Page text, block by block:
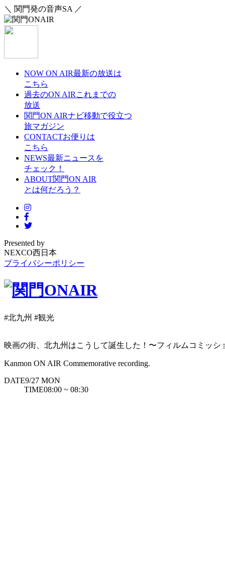
＼ 関門発の音声SA ／
NOW ON AIR最新の放送は
こちら
過去のON AIR これまでの
放送
関門ON AIRナビ移動で役立つ
旅マガジン
CONTACTお便りは
こちら
NEWS最新ニュースを
チェック！
ABOUT関門ON AIR
とは何だろう？
Presented by
NEXCO西日本
プライバシーポリシー
#北九州 #観光
映画の街、北九州はこうして誕生した！〜フィルムコミッシ
Kanmon ON AIR Commemorative recording.
DATE9/27 MON
TIME08:00 ~ 08:30